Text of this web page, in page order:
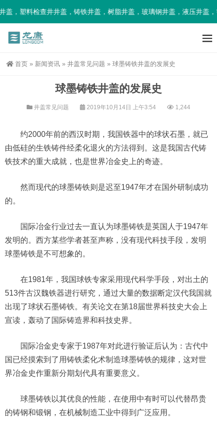
，塑料检查井井盖，铸铁井盖，树脂井盖，玻璃钢井盖，液压井盖
首页 » 新闻资讯 » 井盖常见问题 » 球墨铸铁井盖的发展史
球墨铸铁井盖的发展史
井盖常见问题 2019年10月14日 上午3:54 1,244
约2000年前的西汉时期，我国铁器中的球状石墨，就已
由低硅的生铁铸件经柔化退火的方法得到。这是我国古代铸
铁技术的重大成就，也是世界冶金史上的奇迹。
然而现代的球墨铸铁则是迟至1947年才在国外研制成功
的。
国际冶金行业过去一直认为球墨铸铁是英国人于1947年
发明的。西方某些学者甚至声称，没有现代科技手段，发明
球墨铸铁是不可想象的。
在1981年，我国球铁专家采用现代科学手段，对出土的
513件古汉魏铁器进行研究，通过大量的数据断定汉代我国就
出现了球状石墨铸铁。有关论文在第18届世界科技史大会上
宣读，轰动了国际铸造界和科技史界。
国际冶金史专家于1987年对此进行验证后认为：古代中
国已经摸索到了用铸铁柔化术制造球墨铸铁的规律，这对世
界冶金史作重新分期划代具有重要意义。
球墨铸铁以其优良的性能，在使用中有时可以代替昂贵
的铸钢和锻钢，在机械制造工业中得到广泛应用。